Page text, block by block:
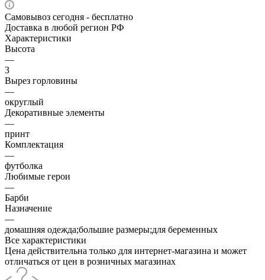
Самовывоз сегодня - бесплатно
Доставка в любой регион РФ
Характеристики
Высота
—
3
Вырез горловины
—
округлый
Декоративные элементы
—
принт
Комплектация
—
футболка
Любимые герои
—
Барби
Назначение
—
домашняя одежда;большие размеры;для беременных
Все характеристики
Цена действительна только для интернет-магазина и может
отличаться от цен в розничных магазинах